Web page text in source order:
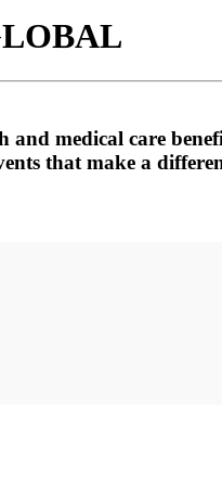
medical care
that make a